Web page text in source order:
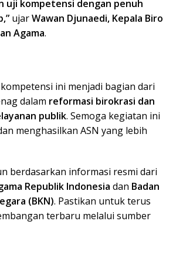
uji kompetensi dengan penuh
ujarWawan Djunaedi, Kepala Biro
Agama.
ini menjadi bagian dari
dalam reformasi birokrasi dan
publik. Semoga kegiatan ini
menghasilkan ASN yang lebih
berdasarkan informasi resmi dari
Republik Indonesia dan Badan
(BKN). Pastikan untuk terus
terbaru melalui sumber